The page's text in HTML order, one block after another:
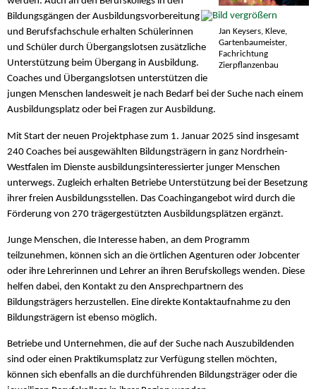
Jan Keysers, Kleve,
Gartenbaumeister,
Fachrichtung
Zierpflanzenbau
Bildungsgängen der Ausbildungsvorbereitung
und Berufsfachschule erhalten Schülerinnen
und Schüler durch Übergangslotsen zusätzliche
Unterstützung beim Übergang in Ausbildung.
Coaches und Übergangslotsen unterstützen die
jungen Menschen landesweit je nach Bedarf bei der Suche nach einem
Ausbildungsplatz oder bei Fragen zur Ausbildung.
Mit Start der neuen Projektphase zum 1. Januar 2025 sind insgesamt
240 Coaches bei ausgewählten Bildungsträgern in ganz Nordrhein-
Westfalen im Dienste ausbildungsinteressierter junger Menschen
unterwegs. Zugleich erhalten Betriebe Unterstützung bei der Besetzung
ihrer freien Ausbildungsstellen. Das Coachingangebot wird durch die
Förderung von 270 trägergestützten Ausbildungsplätzen ergänzt.
Junge Menschen, die Interesse haben, an dem Programm
teilzunehmen, können sich an die örtlichen Agenturen oder Jobcenter
oder ihre Lehrerinnen und Lehrer an ihren Berufskollegs wenden. Diese
helfen dabei, den Kontakt zu den Ansprechpartnern des
Bildungsträgers herzustellen. Eine direkte Kontaktaufnahme zu den
Bildungsträgern ist ebenso möglich.
Betriebe und Unternehmen, die auf der Suche nach Auszubildenden
sind oder einen Praktikumsplatz zur Verfügung stellen möchten,
können sich ebenfalls an die durchführenden Bildungsträger oder die